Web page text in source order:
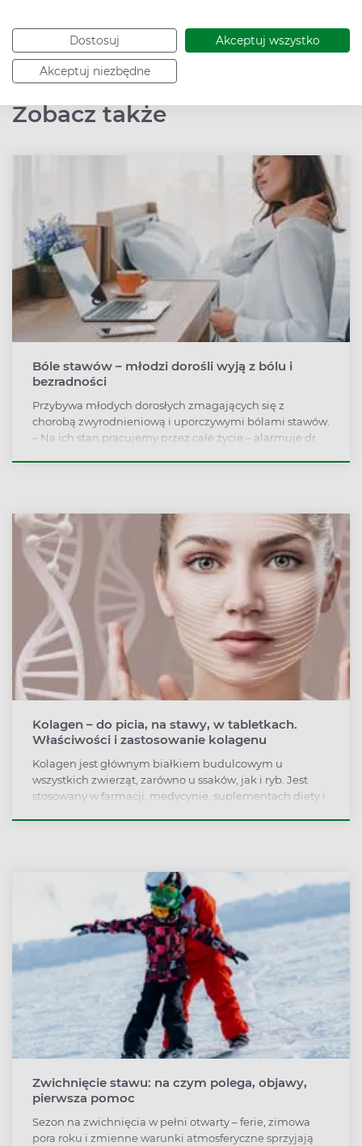
Dostosuj Akceptuj wszystko
Akceptuj niezbędne
słucha muzyki elektronicznej.
Zobacz także
Bóle stawów – młodzi dorośli wyją z bólu i
bezradności
Przybywa młodych dorosłych zmagających się z
chorobą zwyrodnieniową i uporczywymi bólami stawów.
– Na ich stan pracujemy przez całe życie – alarmuje dr
Kolagen – do picia, na stawy, w tabletkach.
Właściwości i zastosowanie kolagenu
Kolagen jest głównym białkiem budulcowym u
wszystkich zwierząt, zarówno u ssaków, jak i ryb. Jest
stosowany w farmacji, medycynie, suplementach diety i
Zwichnięcie stawu: na czym polega, objawy,
pierwsza pomoc
Sezon na zwichnięcia w pełni otwarty – ferie, zimowa
pora roku i zmienne warunki atmosferyczne sprzyjają